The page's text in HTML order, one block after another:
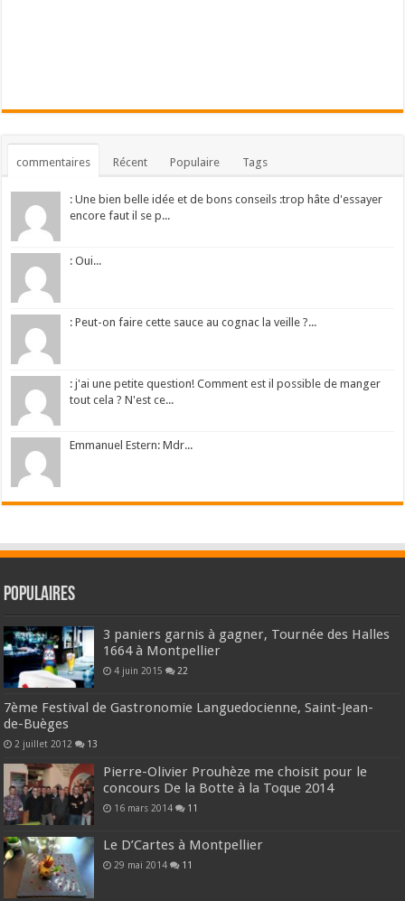
commentaires Récent Populaire Tags
: Une bien belle idée et de bons conseils :trop hâte d'essayer
encore faut il se p...
: Oui...
: Peut-on faire cette sauce au cognac la veille ?...
: j'ai une petite question! Comment est il possible de manger
tout cela ? N'est ce...
Emmanuel Estern: Mdr...
Populaires
3 paniers garnis à gagner, Tournée des Halles
1664 à Montpellier
4 juin 2015 22
7ème Festival de Gastronomie Languedocienne, Saint-Jean-
de-Buèges
2 juillet 2012 13
Pierre-Olivier Prouhèze me choisit pour le
concours De la Botte à la Toque 2014
16 mars 2014 11
Le D’Cartes à Montpellier
29 mai 2014 11